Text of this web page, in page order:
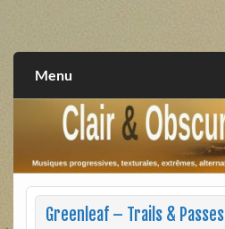
extrêmes, alternatives, texturales
Menu
Greenleaf – Trails & Passes